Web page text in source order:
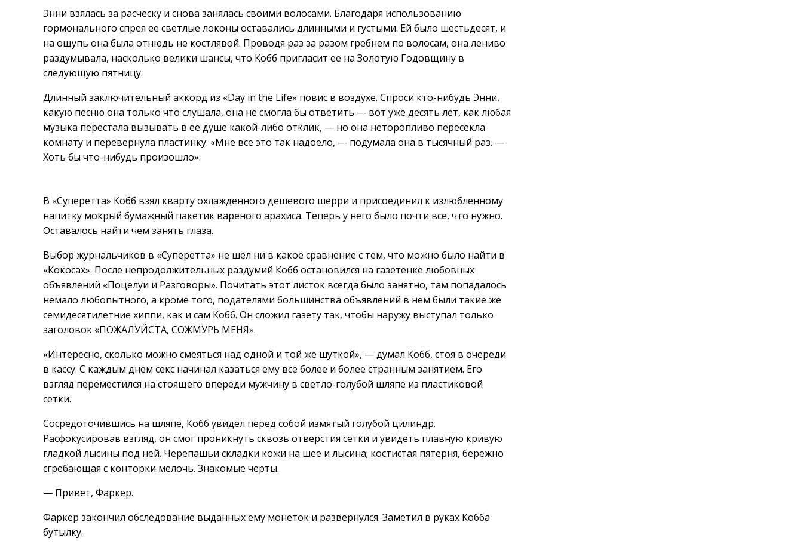
Энни взялась за расческу и снова занялась своими волосами. Благодаря использованию
гормонального спрея ее светлые локоны оставались длинными и густыми. Ей было шестьдесят, и
на ощупь она была отнюдь не костлявой. Проводя раз за разом гребнем по волосам, она лениво
раздумывала, насколько велики шансы, что Кобб пригласит ее на Золотую Годовщину в
следующую пятницу.
Длинный заключительный аккорд из «Day in the Life» повис в воздухе. Спроси кто-нибудь Энни,
какую песню она только что слушала, она не смогла бы ответить — вот уже десять лет, как любая
музыка перестала вызывать в ее душе какой-либо отклик, — но она неторопливо пересекла
комнату и перевернула пластинку. «Мне все это так надоело, — подумала она в тысячный раз. —
Хоть бы что-нибудь произошло».
В «Суперетта» Кобб взял кварту охлажденного дешевого шерри и присоединил к излюбленному
напитку мокрый бумажный пакетик вареного арахиса. Теперь у него было почти все, что нужно.
Оставалось найти чем занять глаза.
Выбор журнальчиков в «Суперетта» не шел ни в какое сравнение с тем, что можно было найти в
«Кокосах». После непродолжительных раздумий Кобб остановился на газетенке любовных
объявлений «Поцелуи и Разговоры». Почитать этот листок всегда было занятно, там попадалось
немало любопытного, а кроме того, подателями большинства объявлений в нем были такие же
семидесятилетние хиппи, как и сам Кобб. Он сложил газету так, чтобы наружу выступал только
заголовок «ПОЖАЛУЙСТА, СОЖМУРЬ МЕНЯ».
«Интересно, сколько можно смеяться над одной и той же шуткой», — думал Кобб, стоя в очереди
в кассу. С каждым днем секс начинал казаться ему все более и более странным занятием. Его
взгляд переместился на стоящего впереди мужчину в светло-голубой шляпе из пластиковой
сетки.
Сосредоточившись на шляпе, Кобб увидел перед собой измятый голубой цилиндр.
Расфокусировав взгляд, он смог проникнуть сквозь отверстия сетки и увидеть плавную кривую
гладкой лысины под ней. Черепашьи складки кожи на шее и лысина; костистая пятерня, бережно
сгребающая с конторки мелочь. Знакомые черты.
— Привет, Фаркер.
Фаркер закончил обследование выданных ему монеток и развернулся. Заметил в руках Кобба
бутылку.